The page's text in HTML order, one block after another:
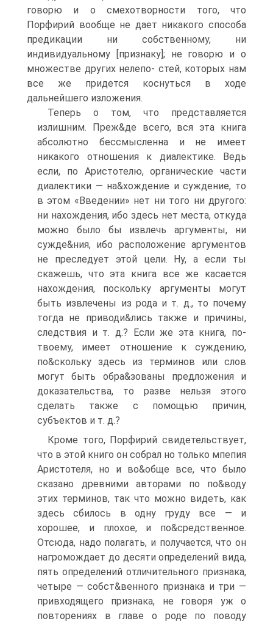
говорю и о смехотворности того, что
Порфирий вообще не дает никакого способа
предикации ни собственному, ни
индивидуальному [признаку]; не говорю и о
множестве других нелепо- стей, которых нам
все же придется коснуться в ходе
дальнейшего изложения.
Теперь о том, что представляется
излишним. Преж&де всего, вся эта книга
абсолютно бессмысленна и не имеет
никакого отношения к диалектике. Ведь
если, по Аристотелю, органические части
диалектики — на&хождение и суждение, то
в этом «Введении» нет ни того ни другого:
ни нахождения, ибо здесь нет места, откуда
можно было бы извлечь аргументы, ни
сужде&ния, ибо расположение аргументов
не преследует этой цели. Ну, а если ты
скажешь, что эта книга все же касается
нахождения, поскольку аргументы могут
быть извлечены из рода и т. д., то почему
тогда не приводи&лись также и причины,
следствия и т. д.? Если же эта книга, по-
твоему, имеет отношение к суждению,
по&скольку здесь из терминов или слов
могут быть обра&зованы предложения и
доказательства, то разве нельзя этого
сделать также с помощью причин,
субъектов и т. д.?
Кроме того, Порфирий свидетельствует,
что в этой книго он собрал но только мпепия
Аристотеля, но и во&обще все, что было
сказано древними авторами по по&воду
этих терминов, так что можно видеть, как
здесь сбилось в одну груду все — и
хорошее, и плохое, и по&средственное.
Отсюда, надо полагать, и получается, что он
нагромождает до десяти определений вида,
пять определений отличительного признака,
четыре — собст&венного признака и три —
привходящего признака, не говоря уж о
повторениях в главе о роде по поводу